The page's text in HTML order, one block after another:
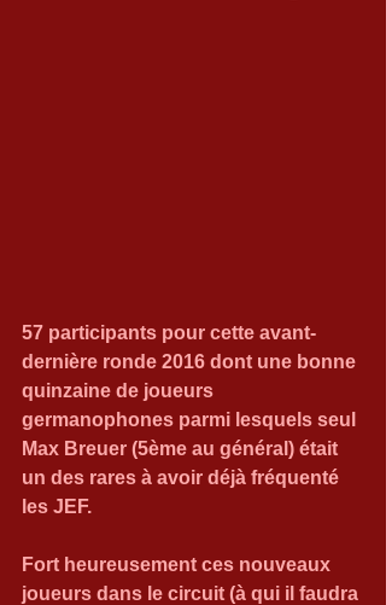
57 participants pour cette avant-
dernière ronde 2016 dont une bonne
quinzaine de joueurs
germanophones parmi lesquels seul
Max Breuer (5ème au général) était
un des rares à avoir déjà fréquenté
les JEF.
Fort heureusement ces nouveaux
joueurs dans le circuit (à qui il faudra